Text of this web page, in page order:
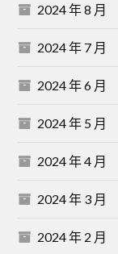
2024 年 8 月
2024 年 7 月
2024 年 6 月
2024 年 5 月
2024 年 4 月
2024 年 3 月
2024 年 2 月